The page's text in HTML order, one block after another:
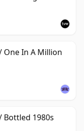
One In A Million
Bottled 1980s